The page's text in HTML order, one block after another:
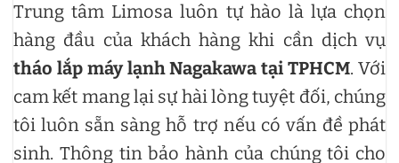
Trung tâm Limosa luôn tự hào là lựa chọn
hàng đầu của khách hàng khi cần dịch vụ
tháo lắp máy lạnh Nagakawa tại TPHCM. Với
cam kết mang lại sự hài lòng tuyệt đối, chúng
tôi luôn sẵn sàng hỗ trợ nếu có vấn đề phát
sinh. Thông tin bảo hành của chúng tôi cho